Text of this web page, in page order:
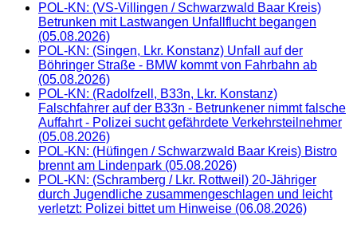
POL-KN: (VS-Villingen / Schwarzwald Baar Kreis)
Betrunken mit Lastwangen Unfallflucht begangen
(05.08.2026)
POL-KN: (Singen, Lkr. Konstanz) Unfall auf der
Böhringer Straße - BMW kommt von Fahrbahn ab
(05.08.2026)
POL-KN: (Radolfzell, B33n, Lkr. Konstanz)
Falschfahrer auf der B33n - Betrunkener nimmt falsche
Auffahrt - Polizei sucht gefährdete Verkehrsteilnehmer
(05.08.2026)
POL-KN: (Hüfingen / Schwarzwald Baar Kreis) Bistro
brennt am Lindenpark (05.08.2026)
POL-KN: (Schramberg / Lkr. Rottweil) 20-Jähriger
durch Jugendliche zusammengeschlagen und leicht
verletzt: Polizei bittet um Hinweise (06.08.2026)